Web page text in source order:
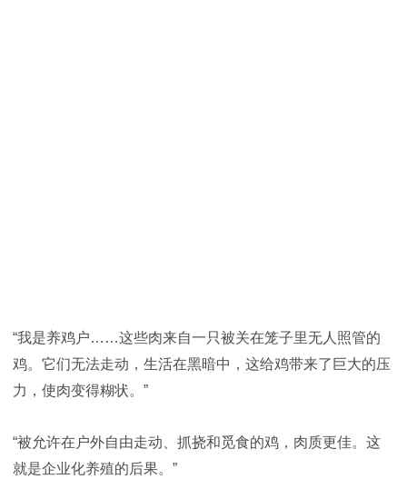
“我是养鸡户……这些肉来自一只被关在笼子里无人照管的
鸡。它们无法走动，生活在黑暗中，这给鸡带来了巨大的压
力，使肉变得糊状。”
“被允许在户外自由走动、抓挠和觅食的鸡，肉质更佳。这
就是企业化养殖的后果。”